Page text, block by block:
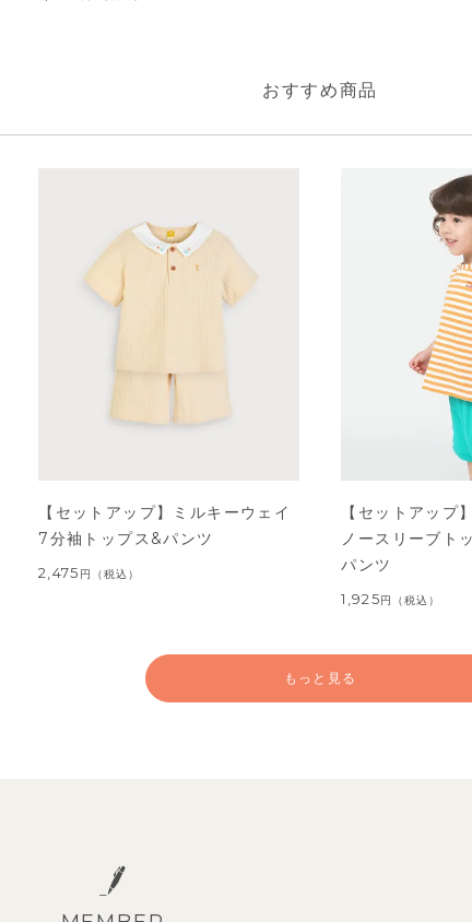
おすすめ商品
【セットアップ】ミルキーウェイ
7分袖トップス&パンツ
2,475 円 （税込）
【セットアップ
ノースリーブト
パンツ
1,925円 （税込）
もっと見る